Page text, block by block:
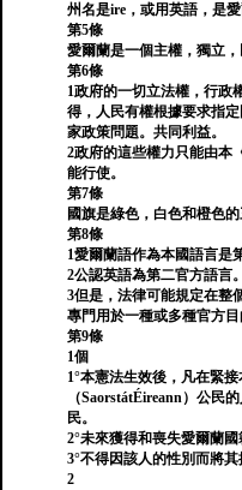
州名是ire，或用英語，是愛
第5條
愛爾蘭是一個主權，獨立，
第6條
1政府的一切立法權，行政
得，人民有權根據要求指
家政策問題。共同利益。
2政府的這些權力只能由本
能行使。
第7條
國旗是綠色，白色和橙色的
第8條
1愛爾蘭語作為本國語言是
2公認英語為第二官方語言。
3但是，法律可能規定在整
專門用於一種或多種官方目
第9條
1個
1°本憲法生效後，凡在緊
（SaorstátÉireann）公民
民。
2°未來獲得和喪失愛爾蘭
3°不得因該人的性別而將
2